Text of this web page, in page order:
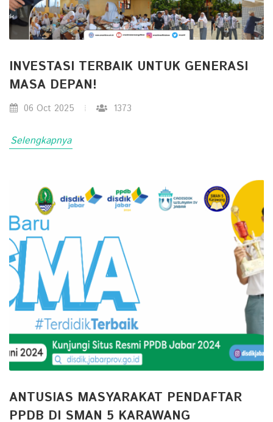
INVESTASI TERBAIK UNTUK GENERASI
MASA DEPAN!
06 Oct 2025 1373
Selengkapnya
ANTUSIAS MASYARAKAT PENDAFTAR
PPDB DI SMAN 5 KARAWANG